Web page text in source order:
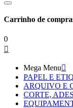
Carrinho de
0

Mega Menu
PAPEL E
ARQUIVO E
CORTE,